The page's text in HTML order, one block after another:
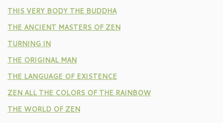
THIS VERY BODY THE BUDDHA
THE ANCIENT MASTERS OF ZEN
TURNING IN
THE ORIGINAL MAN
THE LANGUAGE OF EXISTENCE
ZEN ALL THE COLORS OF THE RAINBOW
THE WORLD OF ZEN